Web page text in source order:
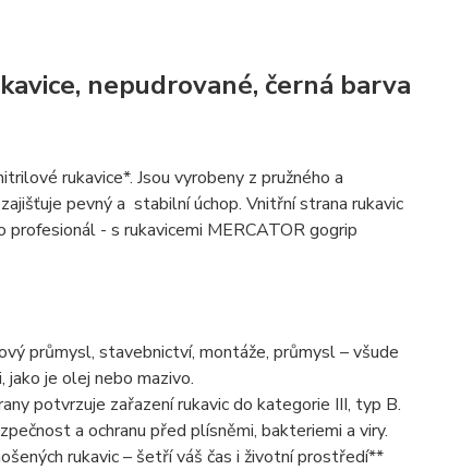
nepudrované, černá barva
rukavice*. Jsou vyrobeny z pružného a
pevný a stabilní úchop. Vnitřní strana rukavic
profesionál - s rukavicemi MERCATOR gogrip
průmysl, stavebnictví, montáže, průmysl – všude
je olej nebo mazivo.
potvrzuje zařazení rukavic do kategorie III, typ B.
a ochranu před plísněmi, bakteriemi a viry.
rukavic – šetří váš čas i životní prostředí**